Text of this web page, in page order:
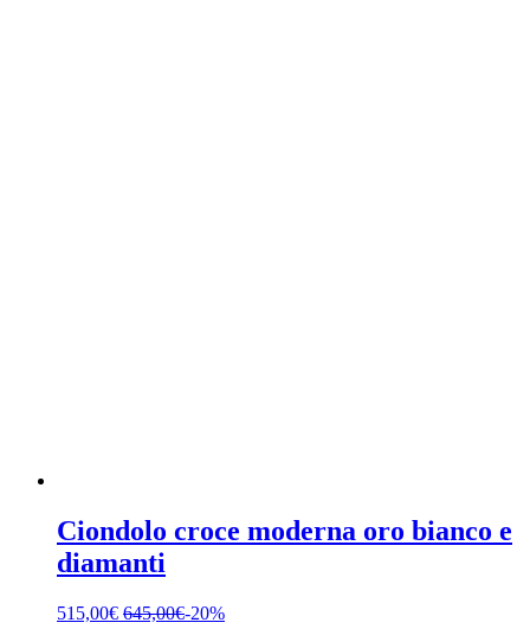
Ciondolo croce moderna oro bianco e
diamanti
515,00€ 645,00€-20%